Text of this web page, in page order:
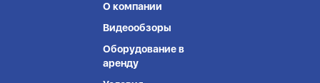
О компании
Видеообзоры
Оборудование в
аренду